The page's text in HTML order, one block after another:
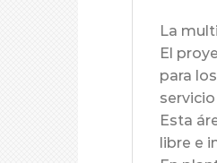
La
El
para
Esta
libre e